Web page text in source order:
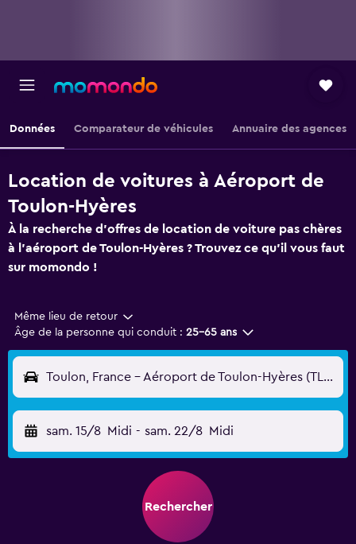
Données Comparateur de véhicules Annuaire des agences
Location de voitures à Aéroport de
Toulon-Hyères
À la recherche d'offres de location de voiture pas chères
à l'aéroport de Toulon-Hyères ? Trouvez ce qu'il vous faut
sur momondo !
Même lieu de retour
Âge de la personne qui conduit : 25-65 ans
Toulon, France - Aéroport de Toulon-Hyères (TLN)
sam. 15/8 Midi - sam. 22/8 Midi
Rechercher